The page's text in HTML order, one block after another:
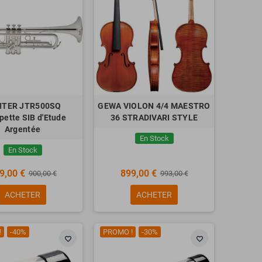
JTR500SQ
SIB d'Etude
Argentée
En Stock
€ 900,00 €
ACHETER
GEWA VIOLON 4/4 MAESTRO
36 STRADIVARI STYLE
En Stock
899,00 € 993,00 €
ACHETER
favorite_border
-40%
favorite_border
PROMO ! -30%